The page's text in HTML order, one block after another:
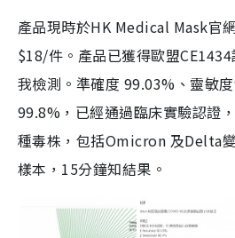
產品現時於HK Medical Mask官
$18/件。產品已獲得歐盟
我檢測。準確度 99.03%、靈敏
99.8%，已經通過臨床實驗認證
種毒株，包括Omicron 及Delta
樣本，15分鐘知結果。